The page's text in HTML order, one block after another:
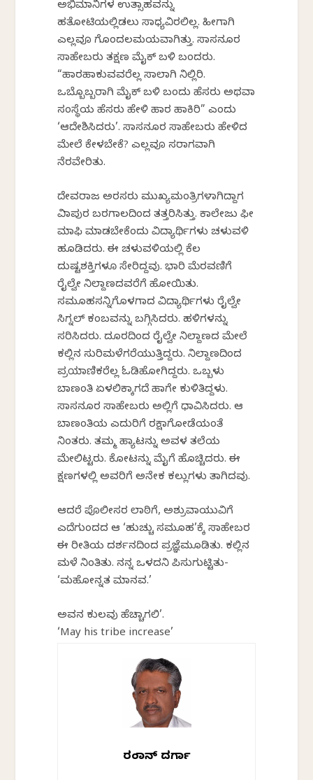
ಅಭಿಮಾನಿಗಳ ಉತ್ಸಾಹವನ್ನು
ಹತೋಟಿಯಲ್ಲಿಡಲು ಸಾಧ್ಯವಿರಲಿಲ್ಲ. ಹೀಗಾಗಿ
ಎಲ್ಲವೂ ಗೊಂದಲಮಯವಾಗಿತ್ತು. ಸಾಸನೂರ
ಸಾಹೇಬರು ತಕ್ಷಣ ಮೈಕ್ ಬಳಿ ಬಂದರು.
“ಹಾರಹಾಕುವವರೆಲ್ಲ ಸಾಲಾಗಿ ನಿಲ್ಲಿರಿ.
ಒಬ್ಬೊಬ್ಬರಾಗಿ ಮೈಕ್ ಬಳಿ ಬಂದು ಹೆಸರು ಅಥವಾ
ಸಂಸ್ಥೆಯ ಹೆಸರು ಹೇಳಿ ಹಾರ ಹಾಕಿರಿ” ಎಂದು
‘ಆದೇಶಿಸಿದರು’. ಸಾಸನೂರ ಸಾಹೇಬರು ಹೇಳಿದ
ಮೇಲೆ ಕೇಳಬೇಕೆ? ಎಲ್ಲವೂ ಸರಾಗವಾಗಿ
ನೆರವೇರಿತು.
ದೇವರಾಜ ಅರಸರು ಮುಖ್ಯಮಂತ್ರಿಗಳಾಗಿದ್ದಾಗ
ವಿಜಾಪುರ ಬರಗಾಲದಿಂದ ತತ್ತರಿಸಿತ್ತು. ಕಾಲೇಜು ಫೀ
ಮಾಫಿ ಮಾಡಬೇಕೆಂದು ವಿದ್ಯಾರ್ಥಿಗಳು ಚಳುವಳಿ
ಹೂಡಿದರು. ಈ ಚಳುವಳಿಯಲ್ಲಿ ಕೆಲ
ದುಷ್ಟಶಕ್ತಿಗಳೂ ಸೇರಿದ್ದವು. ಭಾರಿ ಮೆರವಣಿಗೆ
ರೈಲ್ವೇ ನಿಲ್ದಾಣದವರೆಗೆ ಹೋಯಿತು.
ಸಮೂಹಸನ್ನಿಗೊಳಗಾದ ವಿದ್ಯಾರ್ಥಿಗಳು ರೈಲ್ವೇ
ಸಿಗ್ನಲ್ ಕಂಬವನ್ನು ಬಗ್ಗಿಸಿದರು. ಹಳಿಗಳನ್ನು
ಸರಿಸಿದರು. ದೂರದಿಂದ ರೈಲ್ವೇ ನಿಲ್ದಾಣದ ಮೇಲೆ
ಕಲ್ಲಿನ ಸುರಿಮಳೆಗರೆಯುತ್ತಿದ್ದರು. ನಿಲ್ದಾಣದಿಂದ
ಪ್ರಯಾಣಿಕರೆಲ್ಲ ಓಡಿಹೋಗಿದ್ದರು. ಒಬ್ಬಳು
ಬಾಣಂತಿ ಏಳಲಿಕ್ಕಾಗದೆ ಹಾಗೇ ಕುಳಿತಿದ್ದಳು.
ಸಾಸನೂರ ಸಾಹೇಬರು ಅಲ್ಲಿಗೆ ಧಾವಿಸಿದರು. ಆ
ಬಾಣಂತಿಯ ಎದುರಿಗೆ ರಕ್ಷಾಗೋಡೆಯಂತೆ
ನಿಂತರು. ತಮ್ಮ ಹ್ಯಾಟನ್ನು ಅವಳ ತಲೆಯ
ಮೇಲಿಟ್ಟರು. ಕೋಟನ್ನು ಮೈಗೆ ಹೊಚ್ಚಿದರು. ಈ
ಕ್ಷಣಗಳಲ್ಲಿ ಅವರಿಗೆ ಅನೇಕ ಕಲ್ಲುಗಳು ತಾಗಿದವು.
ಆದರೆ ಪೊಲೀಸರ ಲಾಠಿಗೆ, ಅಶ್ರುವಾಯುವಿಗೆ
ಎದೆಗುಂದದ ಆ ‘ಹುಚ್ಚು ಸಮೂಹ’ಕ್ಕೆ ಸಾಹೇಬರ
ಈ ರೀತಿಯ ದರ್ಶನದಿಂದ ಪ್ರಜ್ಞೆಮೂಡಿತು. ಕಲ್ಲಿನ
ಮಳೆ ನಿಂತಿತು. ನನ್ನ ಒಳದನಿ ಪಿಸುಗುಟ್ಟಿತು-
‘ಮಹೋನ್ನತ ಮಾನವ.’
ಅವನ ಕುಲವು ಹೆಚ್ಚಾಗಲಿ’.
‘May his tribe increase’
ರಂಜಾನ್ ದರ್ಗಾ